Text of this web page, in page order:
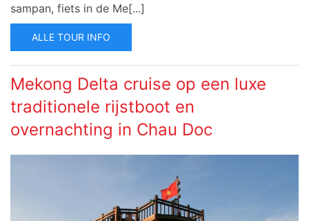
sampan, fiets in de Me[...]
ALLE TOUR INFO
Mekong Delta cruise op een luxe
traditionele rijstboot en
overnachting in Chau Doc